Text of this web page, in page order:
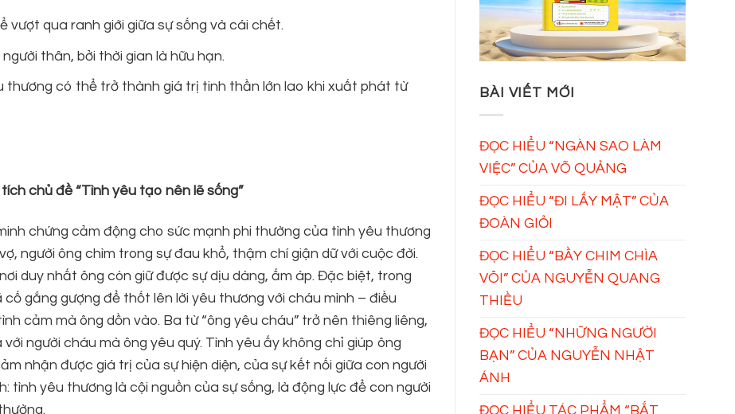
vượt qua ranh giới giữa sự sống và cái chết.
thân, bởi thời gian là hữu hạn.
thương có thể trở thành giá trị tinh thần lớn lao khi xuất phát từ
chủ đề “Tình yêu tạo nên lẽ sống”
chứng cảm động cho sức mạnh phi thường của tình yêu thương
người ông chìm trong sự đau khổ, thậm chí giận dữ với cuộc đời.
duy nhất ông còn giữ được sự dịu dàng, ấm áp. Đặc biệt, trong
gắng gượng để thốt lên lời yêu thương với cháu mình – điều
cảm mà ông dồn vào. Ba từ “ông yêu cháu” trở nên thiêng liêng,
người cháu mà ông yêu quý. Tình yêu ấy không chỉ giúp ông
nhận được giá trị của sự hiện diện, của sự kết nối giữa con người
tình yêu thương là cội nguồn của sự sống, là động lực để con người
BÀI VIẾT MỚI
ĐỌC HIỂU “NGÀN SAO LÀM
VIỆC” CỦA VÕ QUẢNG
ĐỌC HIỂU “ĐI LẤY MẬT” CỦA
ĐOÀN GIỎI
ĐỌC HIỂU “BẦY CHIM CHÌA
VÔI” CỦA NGUYỄN QUANG
THIỀU
ĐỌC HIỂU “NHỮNG NGƯỜI
BẠN” CỦA NGUYỄN NHẬT
ÁNH
ĐỌC HIỂU TÁC PHẨM “BẮT